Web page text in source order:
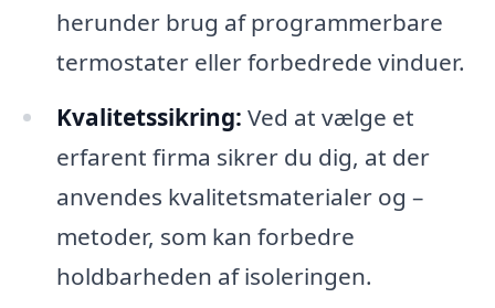
herunder brug af programmerbare
termostater eller forbedrede vinduer.
Kvalitetssikring: Ved at vælge et
erfarent firma sikrer du dig, at der
anvendes kvalitetsmaterialer og –
metoder, som kan forbedre
holdbarheden af isoleringen.